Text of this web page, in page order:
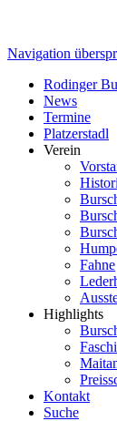
Navigation
Rodinger
News
Termine
Platzerstadl
Verein
Fahne
Highlights
Kontakt
Suche